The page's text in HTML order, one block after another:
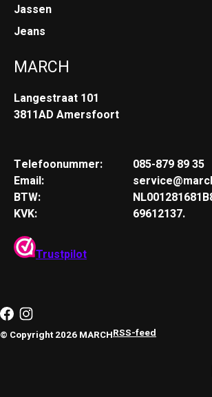
Jassen
Jeans
MARCH
Langestraat 101
3811AD Amersfoort
Telefoonummer:
Email:
BTW:
KVK:
085-879 89 35
69612137.
Trustpilot
© Copyright 2026 MARCHRSS-feed